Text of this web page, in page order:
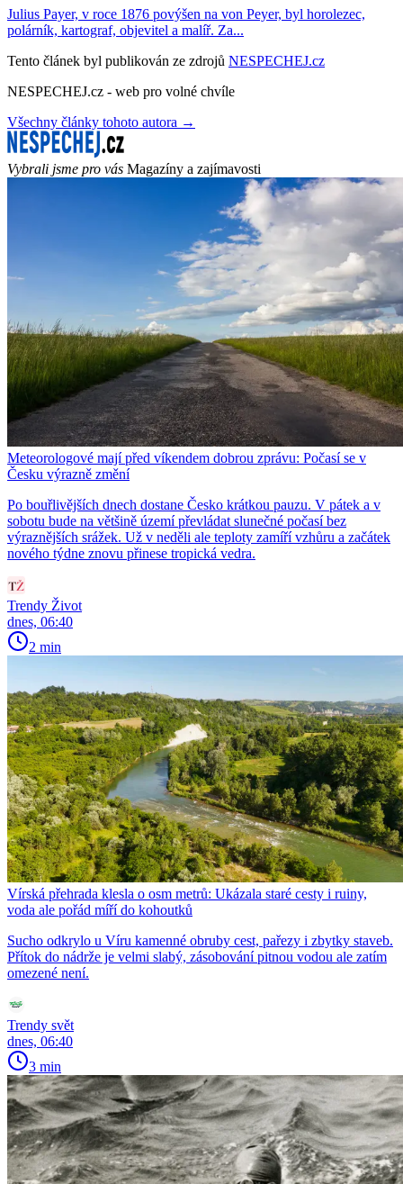
Julius Payer, v roce 1876 povýšen na von Peyer, byl horolezec,
polárník, kartograf, objevitel a malíř. Za...
Tento článek byl publikován ze zdrojů NESPECHEJ.cz
NESPECHEJ.cz - web pro volné chvíle
Všechny články tohoto autora →
Vybrali jsme pro vás Magazíny a zajímavosti
Meteorologové mají před víkendem dobrou zprávu: Počasí se v
Česku výrazně změní
Po bouřlivějších dnech dostane Česko krátkou pauzu. V pátek a v
sobotu bude na většině území převládat slunečné počasí bez
výraznějších srážek. Už v neděli ale teploty zamíří vzhůru a začátek
nového týdne znovu přinese tropická vedra.
Trendy Život
dnes, 06:40
2 min
Vírská přehrada klesla o osm metrů: Ukázala staré cesty i ruiny,
voda ale pořád míří do kohoutků
Sucho odkrylo u Víru kamenné obruby cest, pařezy i zbytky staveb.
Přítok do nádrže je velmi slabý, zásobování pitnou vodou ale zatím
omezené není.
Trendy svět
dnes, 06:40
3 min